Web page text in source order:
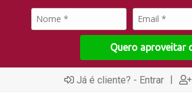
Quero aproveitar
Já é cliente? - Entrar |